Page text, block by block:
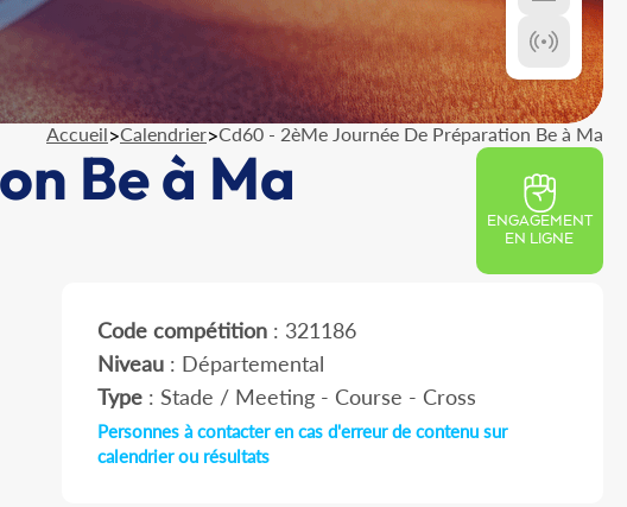
Accueil>Calendrier>Cd60 - 2èMe Journée De Préparation Be à Ma
Be à Ma
ENGAGEMENT
EN LIGNE
Code compétition: 321186
Niveau: Départemental
Type: Stade / Meeting - Course - Cross
Personnes à contacter en cas d'erreur de contenu sur
calendrier ou résultats